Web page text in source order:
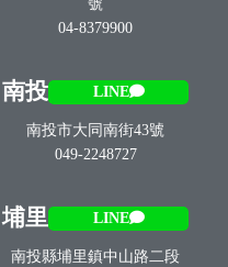
號
04-8379900
南投 LINE
南投市大同南街43號
049-2248727
埔里 LINE
南投縣埔里鎮中山路二段